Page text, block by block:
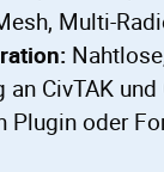
Multi-
an CivTAK
Plugin oder